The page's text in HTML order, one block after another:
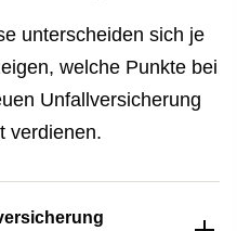
unterscheiden sich je
welche Punkte bei
Unfall­ver­si­che­rung
verdienen.